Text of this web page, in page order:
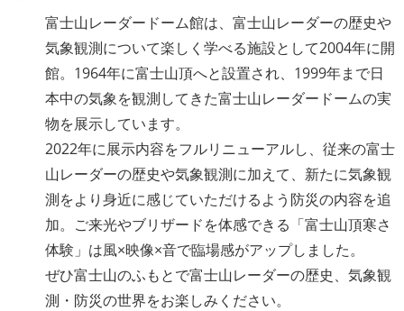
富士山レーダードーム館は、富士山レーダーの歴史や
気象観測について楽しく学べる施設として2004年に開
館。1964年に富士山頂へと設置され、1999年まで日
本中の気象を観測してきた富士山レーダードームの実
物を展示しています。
2022年に展示内容をフルリニューアルし、従来の富士
山レーダーの歴史や気象観測に加えて、新たに気象観
測をより身近に感じていただけるよう防災の内容を追
加。ご来光やブリザードを体感できる「富士山頂寒さ
体験」は風×映像×音で臨場感がアップしました。
ぜひ富士山のふもとで富士山レーダーの歴史、気象観
測・防災の世界をお楽しみください。